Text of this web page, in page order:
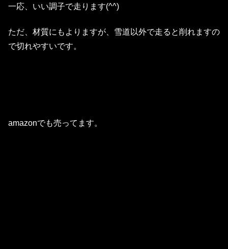
一応、いい調子で走ります(^^)
ただ、材質にもよりますが、雪道以外で走ると削れますの
で切れやすいです。
amazonでも売ってます。